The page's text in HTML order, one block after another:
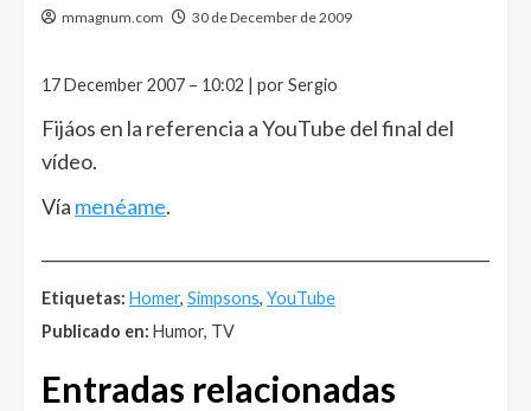
mmagnum.com 30 de December de 2009
17 December 2007 – 10:02 | por Sergio
Fijáos en la referencia a YouTube del final del
vídeo.
Vía menéame.
Etiquetas: Homer, Simpsons, YouTube
Publicado en: Humor, TV
Entradas relacionadas